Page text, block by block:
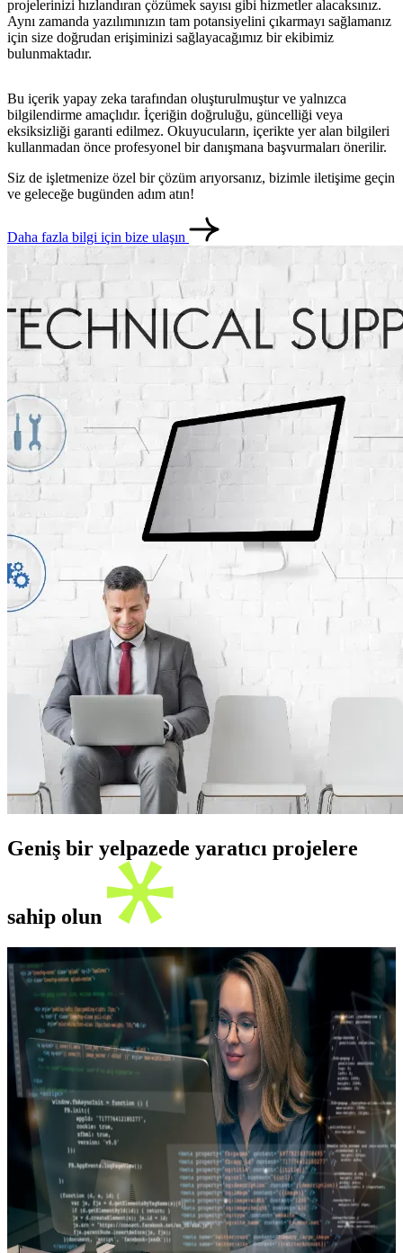
projelerinizi hızlandıran çözümek sayısı gibi hizmetler alacaksınız.
Aynı zamanda yazılımınızın tam potansiyelini çıkarmayı sağlamanız
için size doğrudan erişiminizi sağlayacağımız bir ekibimiz
bulunmaktadır.
Bu içerik yapay zeka tarafından oluşturulmuştur ve yalnızca
bilgilendirme amaçlıdır. İçeriğin doğruluğu, güncelliği veya
eksiksizliği garanti edilmez. Okuyucuların, içerikte yer alan bilgileri
kullanmadan önce profesyonel bir danışmana başvurmaları önerilir.
Siz de işletmenize özel bir çözüm arıyorsanız, bizimle iletişime geçin
ve geleceğe bugünden adım atın!
Daha fazla bilgi için bize ulaşın
Geniş bir yelpazede yaratıcı projelere
sahip olun